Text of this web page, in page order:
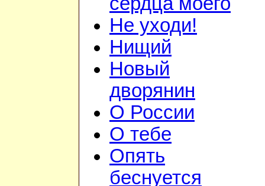
Не уходи!
Нищий
Новый
дворянин
О России
О тебе
Опять
беснуется